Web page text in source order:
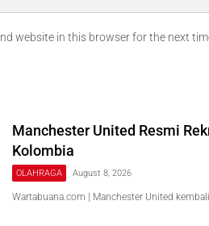
website in this browser for the next
Manchester United Resmi
Kolombia
OLAHRAGA August 8, 2026
Wartabuana.com | Manchester United